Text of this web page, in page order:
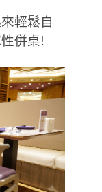
輕鬆自
併桌!